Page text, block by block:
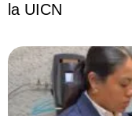
la UICN